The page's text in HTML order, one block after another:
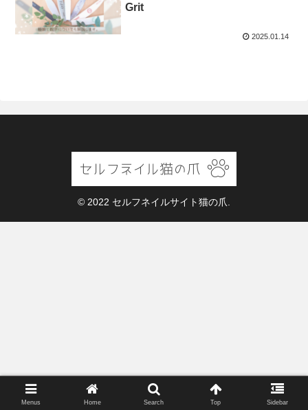
Grit
2025.01.14
© 2022 セルフネイルサイト猫の爪.
Menus Home Search Top Sidebar